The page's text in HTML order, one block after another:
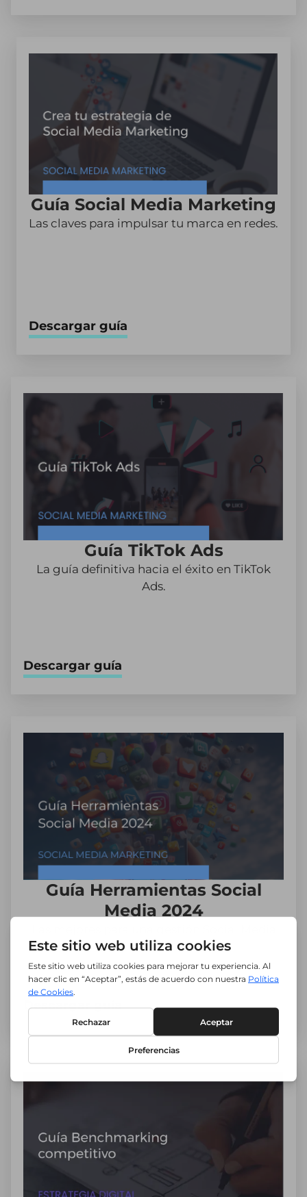
Guía Social Media Marketing
Las claves para impulsar tu marca en redes.
Descargar guía
Guía TikTok Ads
La guía definitiva hacia el éxito en TikTok
Ads.
Descargar guía
Guía Herramientas Social
Media 2024
TOP.
Descargar guía